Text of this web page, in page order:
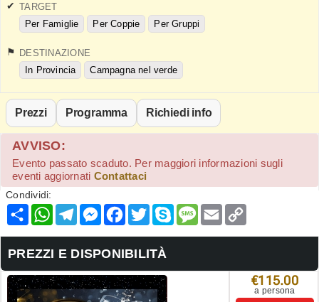
TARGET
Per Famiglie
Per Coppie Per Gruppi
DESTINAZIONE
In Provincia
Campagna nel verde
Prezzi Programma Richiedi info
AVVISO:
Evento passato scaduto. Per maggiori informazioni sugli
eventi aggiornati Contattaci
Condividi:
Condividi
WhatsApp
Telegram
Messenger
Facebook
TwitterSkypeMessage
Email
PREZZI E DISPONIBILITÀ
€115.00
a persona